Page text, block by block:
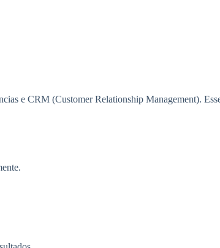
e CRM (Customer Relationship Management).